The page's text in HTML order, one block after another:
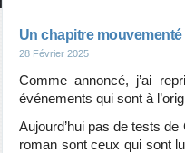
Un chapitre
28 Février 2025
Comme annoncé, j’ai
événements qui sont à
Aujourd’hui pas de tests
roman sont ceux qui sont